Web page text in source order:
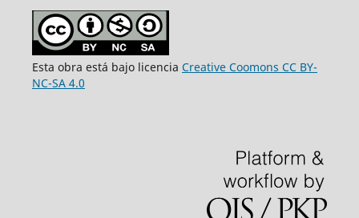
Esta obra está bajo licencia Creative Coomons CC BY-
NC-SA 4.0